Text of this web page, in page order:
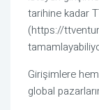
tarihine kadar
(https://
Girişimlere
global